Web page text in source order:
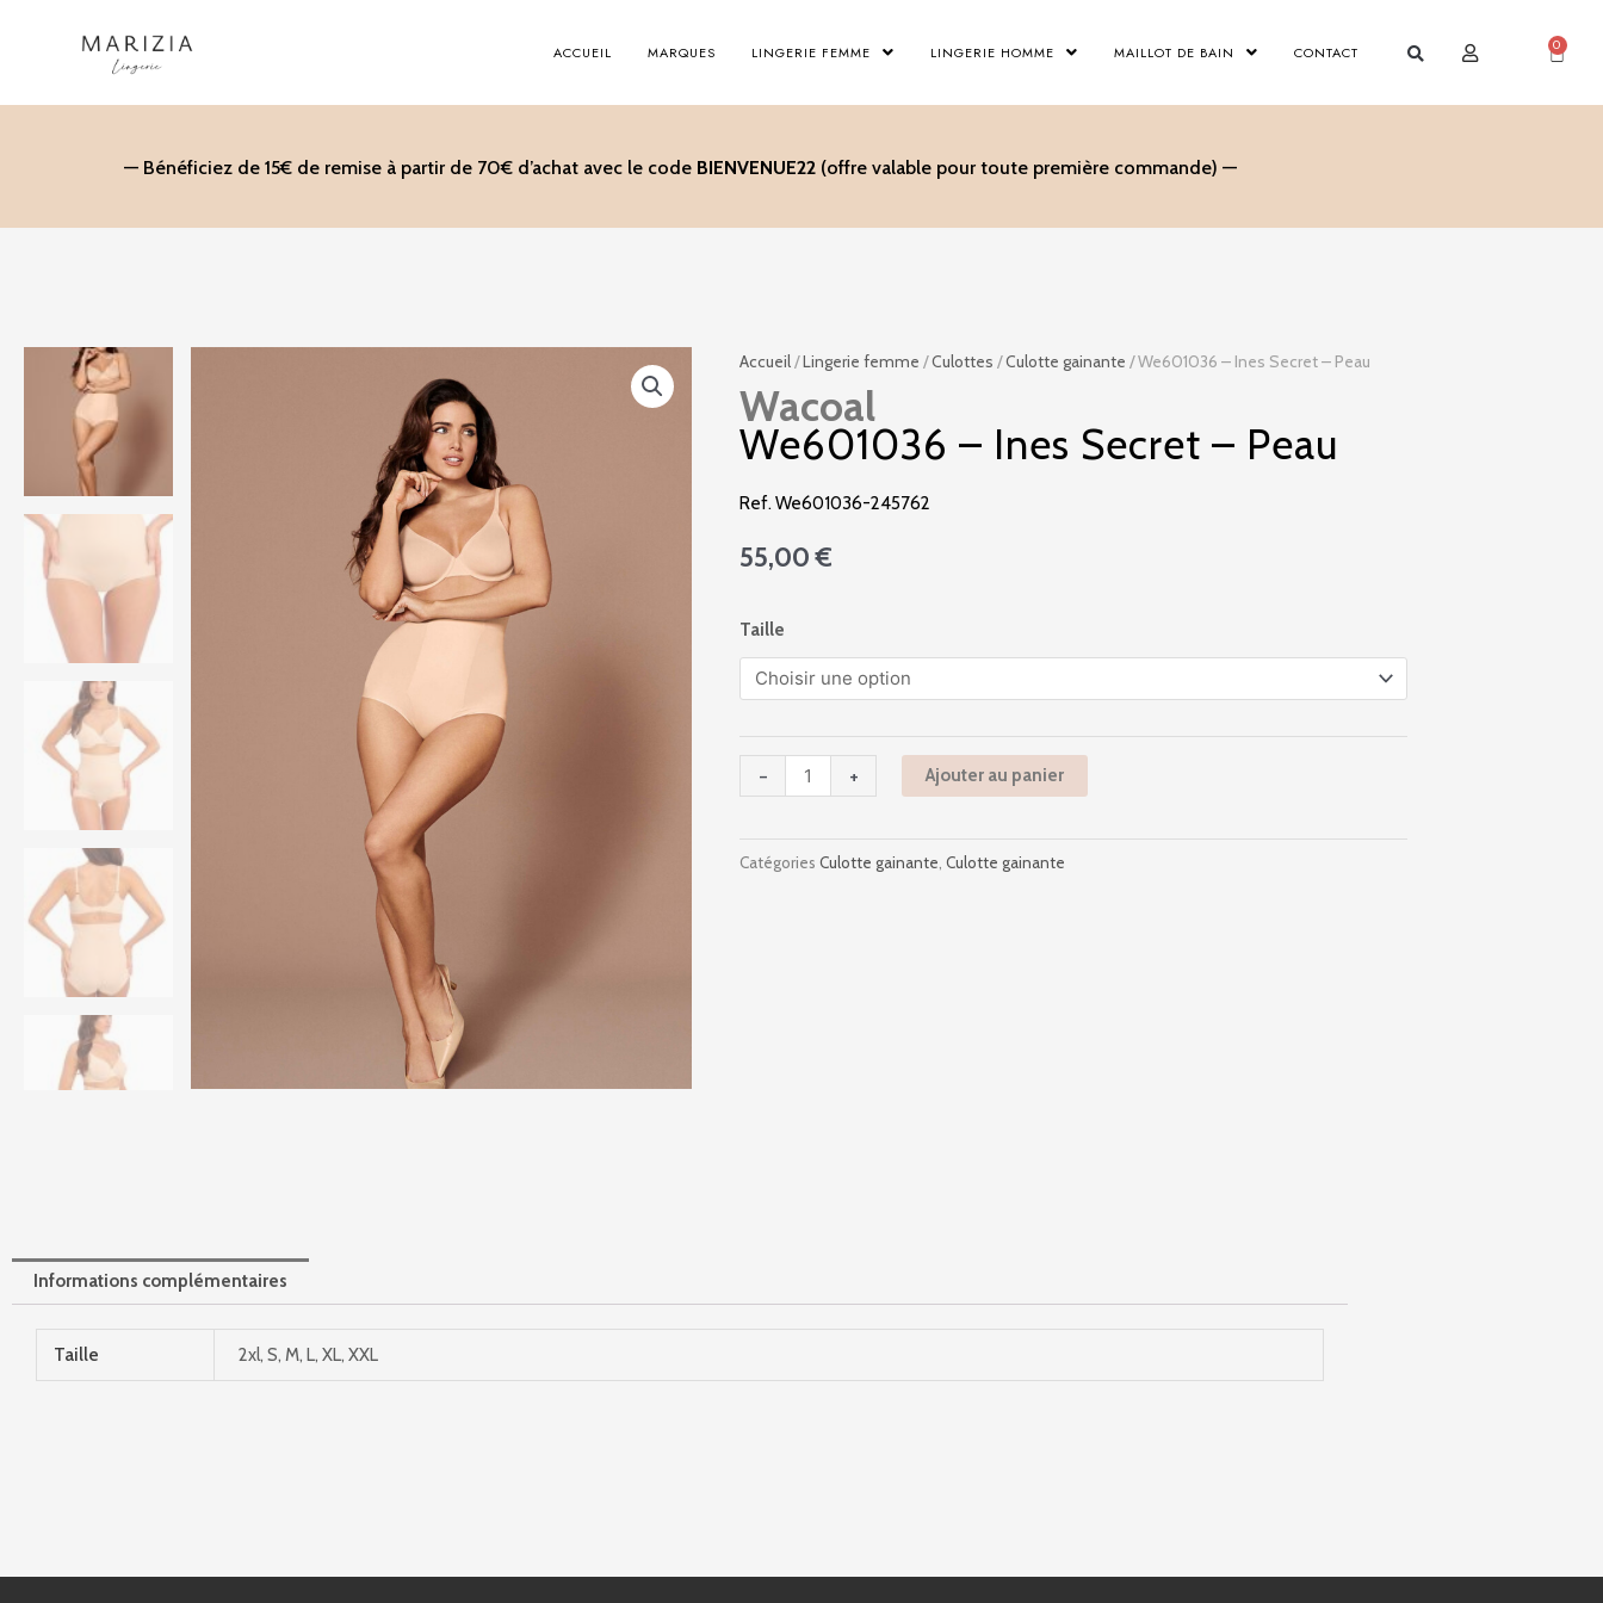
ACCUEIL MARQUES LINGERIE FEMME LINGERIE HOMME MAILLOT DE BAIN CONTACT 0
Panier
— Bénéficiez de 15€ de remise à partir de 70€ d’achat avec le code BIENVENUE22(offre valable pour toute première commande) —
Accueil/Lingerie femme /Culottes /Culotte gainante / We601036 – Ines Secret – Peau
Wacoal
We601036 – Ines Secret – Peau
Ref. We601036-245762
55,00€
Taille
-
de
We601036
-
Secret
+ Ajouter au panier
Catégories Culotte gainante Culotte gainante
Informations complémentaires
Taille 2xl, S, M, L, XL, XXL